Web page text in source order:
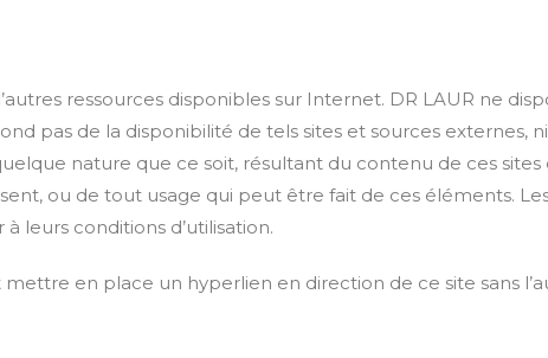
ressources disponibles sur Internet. DR LAUR ne
pas de la disponibilité de tels sites et sources externes,
nature que ce soit, résultant du contenu de ces sites
ou de tout usage qui peut être fait de ces éléments.
leurs conditions d’utilisation.
en place un hyperlien en direction de ce site sans